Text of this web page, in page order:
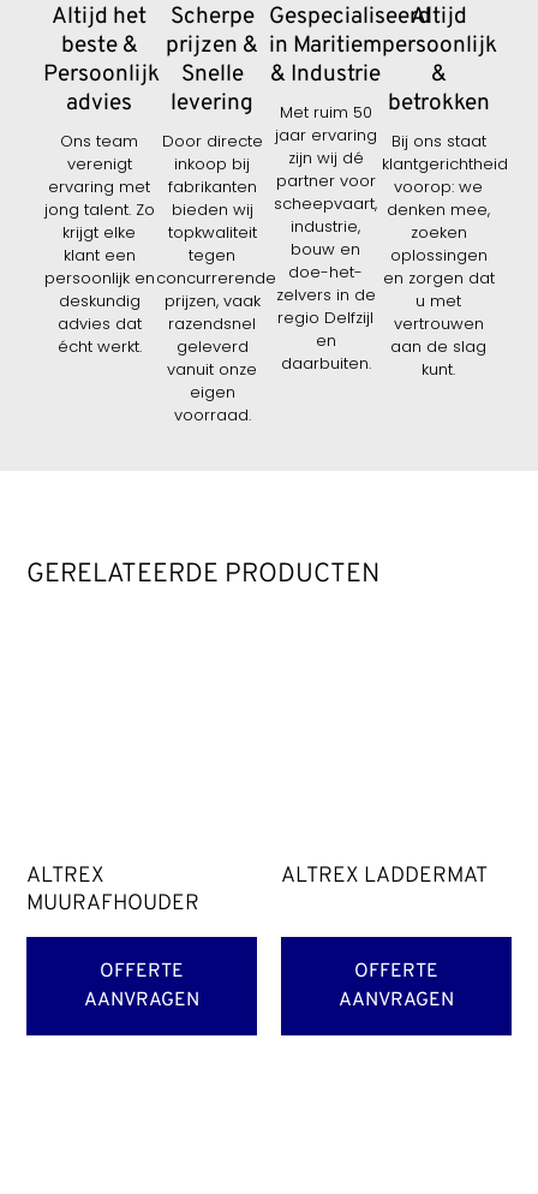
Altijd het
beste &
Persoonlijk
advies
Ons team
verenigt
ervaring met
jong talent. Zo
krijgt elke
klant een
persoonlijk en
deskundig
advies dat
écht werkt.
Scherpe
prijzen &
Snelle
levering
Door directe
inkoop bij
fabrikanten
bieden wij
topkwaliteit
tegen
concurrerende
prijzen, vaak
razendsnel
geleverd
vanuit onze
eigen
voorraad.
Gespecialiseerd
in Maritiem
& Industrie
Met ruim 50
jaar ervaring
zijn wij dé
partner voor
scheepvaart,
industrie,
bouw en
doe-het-
zelvers in de
regio Delfzijl
en
daarbuiten.
Altijd
persoonlijk
&
betrokken
Bij ons staat
klantgerichtheid
voorop: we
denken mee,
zoeken
oplossingen
en zorgen dat
u met
vertrouwen
aan de slag
kunt.
GERELATEERDE PRODUCTEN
ALTREX
MUURAFHOUDER
OFFERTE
AANVRAGEN
ALTREX LADDERMAT
OFFERTE
AANVRAGEN